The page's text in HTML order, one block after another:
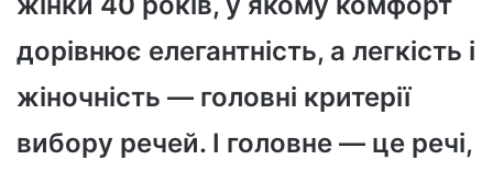
дорівнює елегантність, а легкість і
жіночність — головні критерії
вибору речей. І головне — це речі,